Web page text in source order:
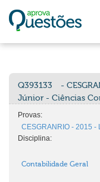
Q393133
-
Júnior - Ciências
Provas:
CESGRANRIO - 2015 -
Disciplina:
Contabilidade Geral